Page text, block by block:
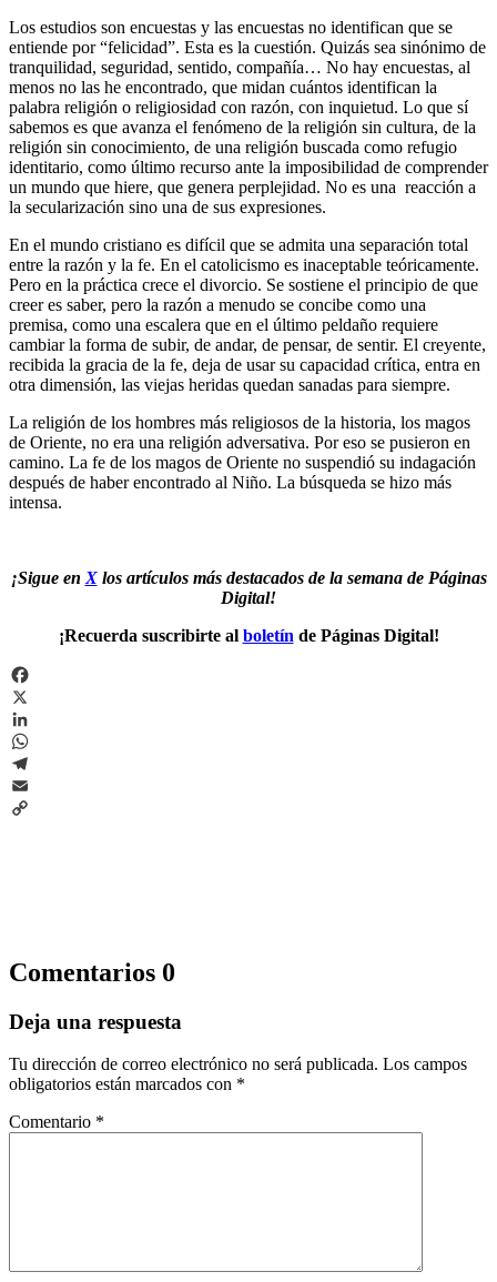
Los estudios son encuestas y las encuestas no identifican que se
entiende por “felicidad”. Esta es la cuestión. Quizás sea sinónimo de
tranquilidad, seguridad, sentido, compañía… No hay encuestas, al
menos no las he encontrado, que midan cuántos identifican la
palabra religión o religiosidad con razón, con inquietud. Lo que sí
sabemos es que avanza el fenómeno de la religión sin cultura, de la
religión sin conocimiento, de una religión buscada como refugio
identitario, como último recurso ante la imposibilidad de comprender
un mundo que hiere, que genera perplejidad. No es una reacción a
la secularización sino una de sus expresiones.
En el mundo cristiano es difícil que se admita una separación total
entre la razón y la fe. En el catolicismo es inaceptable teóricamente.
Pero en la práctica crece el divorcio. Se sostiene el principio de que
creer es saber, pero la razón a menudo se concibe como una
premisa, como una escalera que en el último peldaño requiere
cambiar la forma de subir, de andar, de pensar, de sentir. El creyente,
recibida la gracia de la fe, deja de usar su capacidad crítica, entra en
otra dimensión, las viejas heridas quedan sanadas para siempre.
La religión de los hombres más religiosos de la historia, los magos
de Oriente, no era una religión adversativa. Por eso se pusieron en
camino. La fe de los magos de Oriente no suspendió su indagación
después de haber encontrado al Niño. La búsqueda se hizo más
intensa.
¡Sigue en Xlos artículos más destacados de la semana de Páginas
Digital!
¡Recuerda suscribirte al boletín de Páginas Digital!
Facebook
X
LinkedIn
WhatsApp
Telegram
Email
Comentarios 0
Deja una respuesta
Tu dirección de correo electrónico no será publicada. Los campos
obligatorios están marcados con *
Comentario *